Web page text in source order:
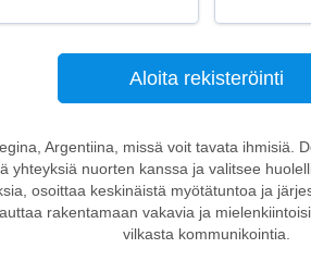
Aloita rekisteröinti
Argentiina, missä voit tavata ihmisiä.
yhteyksiä nuorten kanssa ja valitsee
osoittaa keskinäistä myötätuntoa ja
rakentamaan vakavia ja
vilkasta kommunikointia.